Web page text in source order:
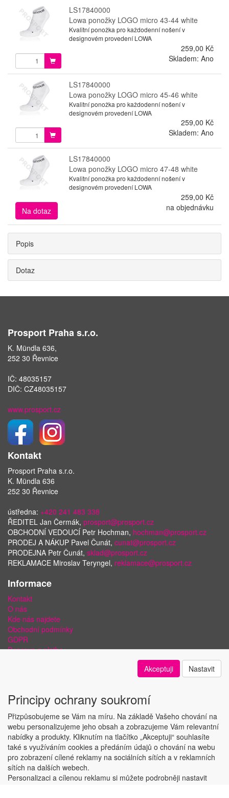
LS17840000
Lowa ponožky LOGO micro 43-44 white
Kvalitní ponožka pro každodenní nošení v
designovém provedení LOWA
259,00 Kč
Skladem: Ano
LS17840000
Lowa ponožky LOGO micro 45-46 white
Kvalitní ponožka pro každodenní nošení v
designovém provedení LOWA
259,00 Kč
Skladem: Ano
LS17840000
Lowa ponožky LOGO micro 47-48 white
Kvalitní ponožka pro každodenní nošení v
designovém provedení LOWA
259,00 Kč
Na dotaz
na objednávku
Popis
Dotaz
Prosport Praha s.r.o.
K. Mündla 636,
252 30 Řevnice
IČ: 48035157
DIČ: CZ48035157
www.prosport.cz
Kontakt
Prosport Praha s.r.o.
K. Mündla 636
252 30 Řevnice
ústředna: +420 241 483 338
ŘEDITEL Jan Čermák, prosport@prosport.cz
OBCHODNÍ VEDOUCÍ Petr Hochman, hochman@prosport.cz
PRODEJ A NÁKUP Pavel Čunát, cunat@prosport.cz
PRODEJNA Petr Čunát, sklad@prosport.cz
REKLAMACE Miroslav Teryngel, reklamace@prosport.cz
Informace
Kontakt
O nás
Kde nás najdete
Obchodní podmínky
GDPR
Doprava a platba
Copyright © ABRA Software a.s. 2018
Akceptuji Nastavit
Principy ochrany soukromí
Přizpůsobujeme se Vám na míru. Na základě Vašeho chování na
webu personalizujeme jeho obsah a zobrazujeme Vám relevantní
nabídky a produkty. Kliknutím na tlačítko „Akceptuji“ souhlasíte
také s využíváním cookies a předáním údajů o chování na webu
pro zobrazení cílené reklamy na sociálních sítích a v reklamních
sítích na dalších webech.
Personalizaci a cílenou reklamu si můžete podrobněji nastavit